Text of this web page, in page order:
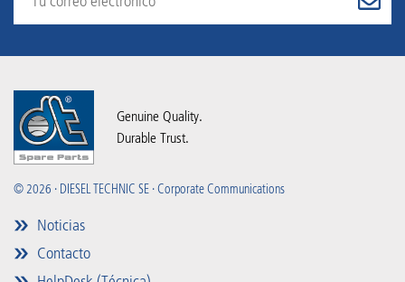
Genuine Quality.
Durable Trust.
© 2026 · DIESEL TECHNIC SE · Corporate Communications
Noticias
Contacto